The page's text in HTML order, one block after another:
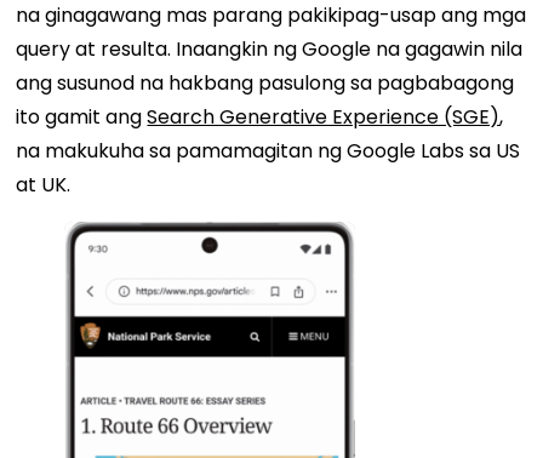
na ginagawang mas parang pakikipag-usap ang mga
query at resulta. Inaangkin ng Google na gagawin nila
ang susunod na hakbang pasulong sa pagbabagong
ito gamit angSearch Generative Experience (SGE),
na makukuha sa pamamagitan ng Google Labs sa US
at UK.